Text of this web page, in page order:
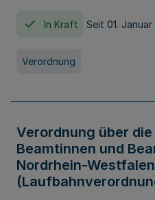
In Kraft Seit 01. Januar
Verordnung
Verordnung über
Beamtinnen und
Nordrhein-Westfalen